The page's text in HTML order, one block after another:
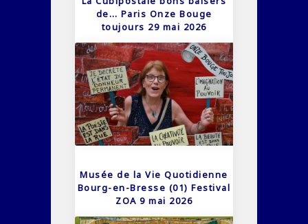
de… Paris Onze Bouge
toujours 29 mai 2026
Musée de la Vie Quotidienne
Bourg-en-Bresse (01) Festival
ZOA 9 mai 2026